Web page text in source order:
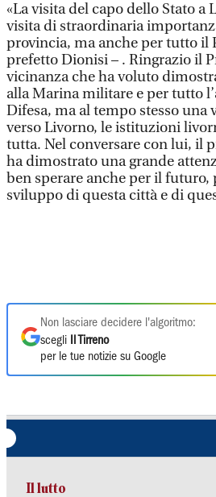
«La visita del capo dello Stato a
visita di straordinaria
provincia, ma anche per tutto il
prefetto Dionisi – . Ringrazio il
vicinanza che ha voluto
alla Marina militare e per tutto
Difesa, ma al tempo stesso una
verso Livorno, le istituzioni
tutta. Nel conversare con lui, il
ha dimostrato una grande
ben sperare anche per il futuro,
sviluppo di questa città e di
Non lasciare decidere l'algoritmo:
scegli
Il Tirreno
per le tue notizie su Google
Il lutto